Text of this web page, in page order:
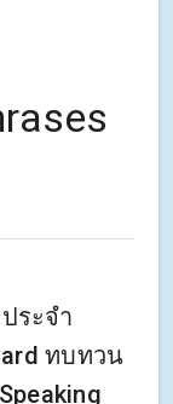
ระจำ
ทบทวน